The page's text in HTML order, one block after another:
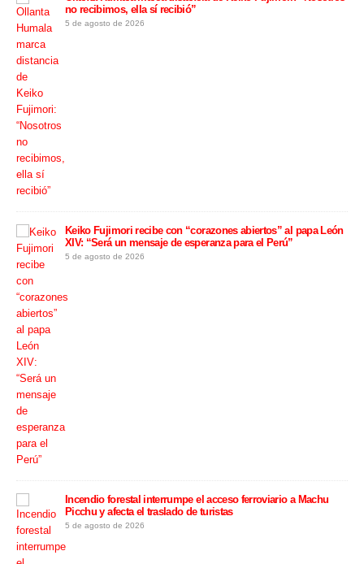
no recibimos, ella sí recibió”
5 de agosto de 2026
Keiko Fujimori recibe con “corazones abiertos” al papa León
XIV: “Será un mensaje de esperanza para el Perú”
5 de agosto de 2026
Incendio forestal interrumpe el acceso ferroviario a Machu
Picchu y afecta el traslado de turistas
5 de agosto de 2026